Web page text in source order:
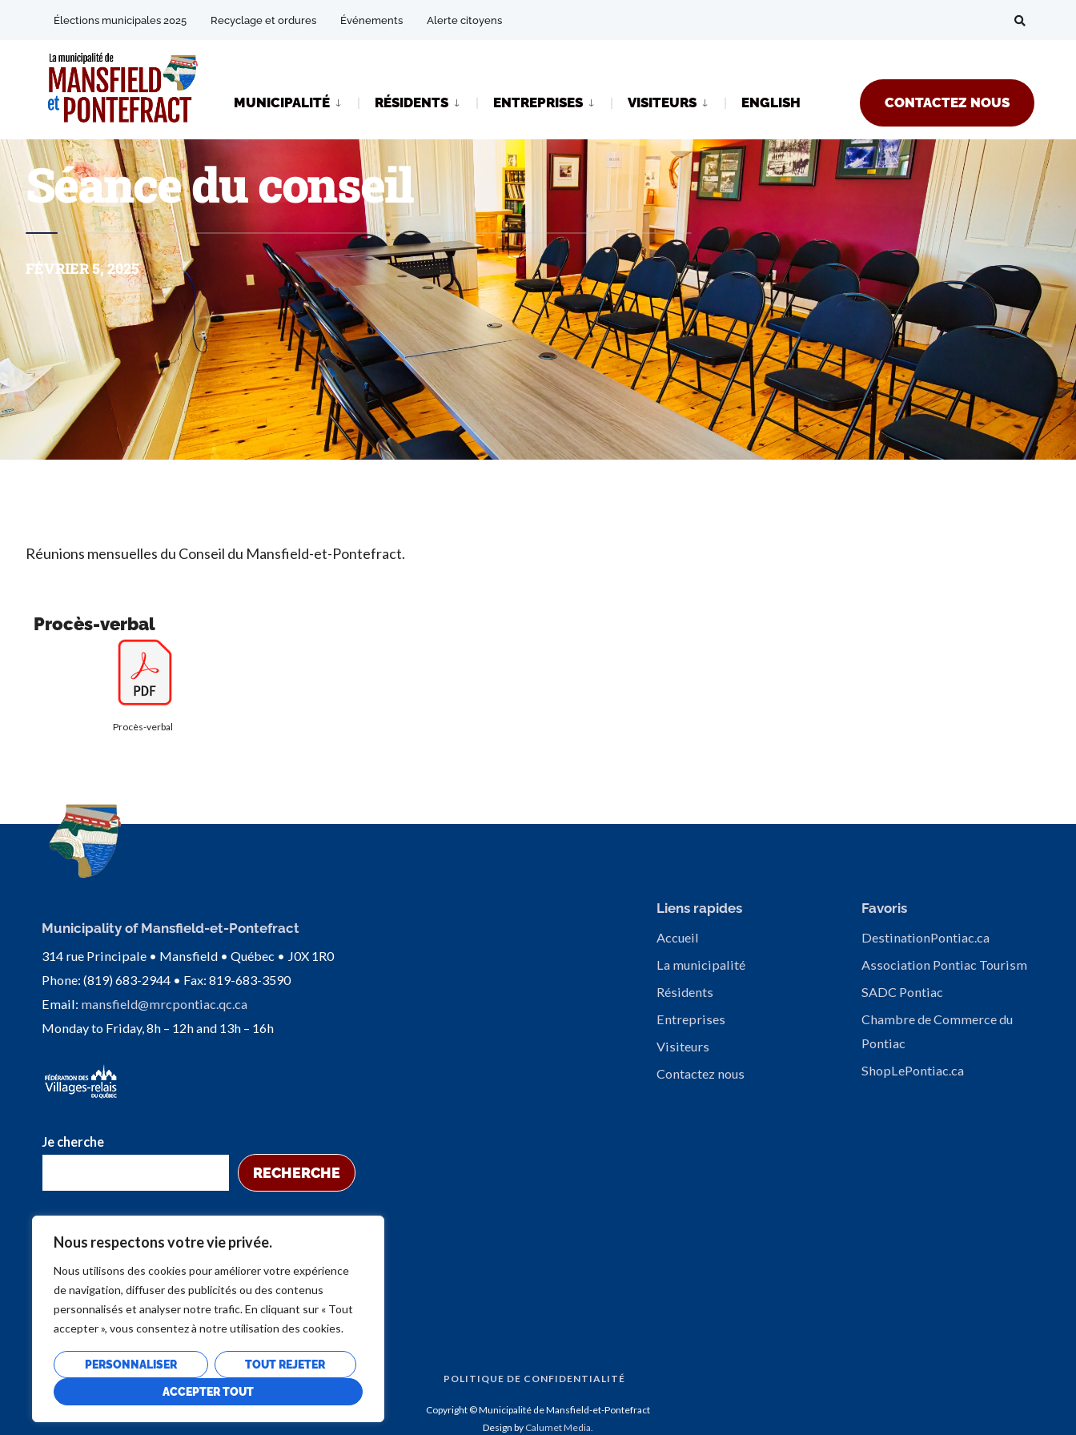
Nous respectons votre vie privée.
Nous utilisons des cookies pour améliorer votre expérience
de navigation, diffuser des publicités ou des contenus
personnalisés et analyser notre trafic. En cliquant sur « Tout
accepter », vous consentez à notre utilisation des cookies.
PERSONNALISER TOUT REJETER
ACCEPTER TOUT
Élections municipales 2025 Recyclage et ordures Événements Alerte citoyens
MUNICIPALITÉ RÉSIDENTS ENTREPRISES VISITEURS CONTACTEZ NOUS
ENGLISH
Séance du conseil
FÉVRIER 5, 2025
Réunions mensuelles du Conseil du Mansfield-et-Pontefract.
Procès-verbal
Procès-verbal
Municipality of Mansfield-et-Pontefract
314 rue Principale • Mansfield • Québec • J0X 1R0
Phone: (819) 683-2944 • Fax: 819-683-3590
Email: mansfield@mrcpontiac.qc.ca
Monday to Friday, 8h – 12h and 13h – 16h
Je cherche
RECHERCHE
Liens rapides
Accueil
La municipalité
Résidents
Entreprises
Visiteurs
Contactez nous
Favoris
DestinationPontiac.ca
Association Pontiac Tourism
SADC Pontiac
Chambre de Commerce du
Pontiac
ShopLePontiac.ca
POLITIQUE DE CONFIDENTIALITÉ
Copyright © Municipalité de Mansfield-et-Pontefract
Design by Calumet Media.